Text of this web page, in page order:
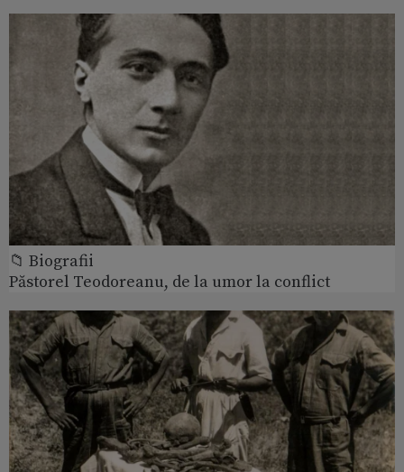
📁 Biografii
Păstorel Teodoreanu, de la umor la conflict